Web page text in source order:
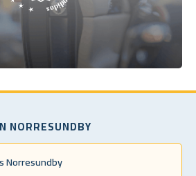
NORRESUNDBY
Norresundby